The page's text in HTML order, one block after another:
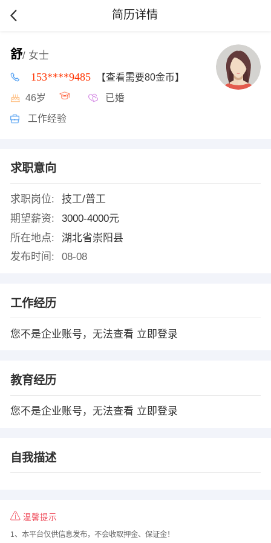
简历详情
舒/ 女士
153****9485 【查看需要80金币】
46岁 已婚
工作经验
求职意向
求职岗位:
技工/普工
期望薪资:
3000-4000元
所在地点:
湖北省崇阳县
发布时间:
08-08
工作经历
您不是企业账号，无法查看 立即登录
教育经历
您不是企业账号，无法查看 立即登录
自我描述
温馨提示
1、本平台仅供信息发布，不会收取押金、保证金！